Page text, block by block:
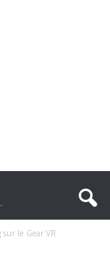
le Gear VR